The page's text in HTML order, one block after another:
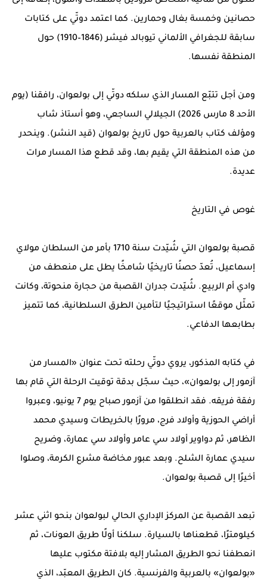
حصانين وخمسة بغال وحمارين. كما اعتمد دوتّي على كتابات
سابقة للجغرافي الألماني تيوبالد فيشر (1846–1910) حول
المنطقة نفسها.
ومن أجل تتبّع المسار الذي سلكه دوتّي إلى بولعوان، رافقنا (يوم
الأحد 8 مارس 2026) الجيلالي الساجعي، وهو أستاذ شاب
ومؤلف كتاب بالعربية حول تاريخ بولعوان (قيد النشر). وينحدر
من هذه المنطقة التي يقيم بها، وقد قطع هذا المسار مرات
عديدة.
غوص في التاريخ
قصبة بولعوان التي شُيّدت سنة 1710 بأمر من السلطان مولاي
إسماعيل، تُعدّ حصنًا تاريخيًا شامخًا يطل على منعطف من
وادي أم الربيع. شُيّدت جدران القصبة من حجارة منحوتة، وكانت
تمثّل موقعًا استراتيجيًا لتأمين الطرق السلطانية، كما تتميز
بطابعها الدفاعي.
في كتابه المذكور، يروي دوتّي رحلته تحت عنوان «المسار من
آزمور إلى بولعوان»، حيث سجّل بدقة توقيت الرحلة التي قام بها
رفقة فريقه. فقد انطلقوا من آزمور صباح يوم 7 يونيو، وعبروا
أراضي الحوزية وأولاد فرج، مرورًا بالخريطات وسيدي محمد
الظاهر، ثم دواوير أولاد سي عامر وأولاد سي عمارة، وضريح
سيدي عمارة الشلح. وبعد عبور مخاضة مشرع الكرمة، وصلوا
أخيرًا إلى قصبة بولعوان.
تبعد القصبة عن المركز الإداري الحالي لبولعوان بنحو اثني عشر
كيلومترًا، قطعناها بالسيارة. سلكنا أولًا طريق العونات، ثم
انعطفنا نحو الطريق المشار إليه بلافتة مكتوب عليها
«بولعوان» بالعربية والفرنسية. كان الطريق المعبّد، الذي